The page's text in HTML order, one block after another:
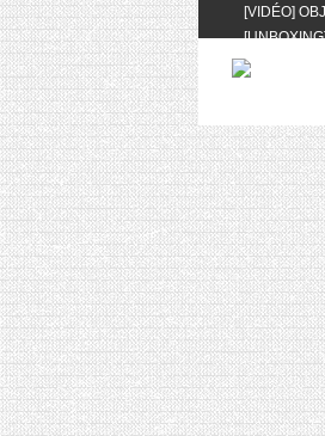
[VIDÉO]
[VIDÉO]
[VIDÉO]
[VIDÉO]
2024 FEAT.
[VIDÉO]
VIE DES
[VIDÉO]
FÉVRIER
[VIDÉO] LA
[VIDÉO]